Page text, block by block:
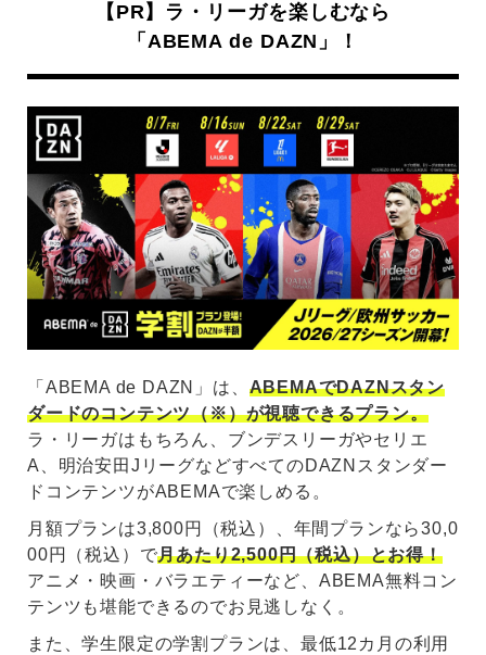
【PR】ラ・リーガを楽しむなら
「ABEMA de DAZN」！
「ABEMA de DAZN」は、 ABEMAでDAZNスタン
ダードのコンテンツ（※）が視聴できるプラン。
ラ・リーガはもちろん、ブンデスリーガやセリエ
A、明治安田JリーグなどすべてのDAZNスタンダー
ドコンテンツがABEMAで楽しめる。
月額プランは3,800円（税込）、年間プランなら30,0
00円（税込）で月あたり2,500円（税込）とお得！
アニメ・映画・バラエティーなど、ABEMA無料コン
テンツも堪能できるのでお見逃しなく。
また、学生限定の学割プランは、最低12カ月の利用